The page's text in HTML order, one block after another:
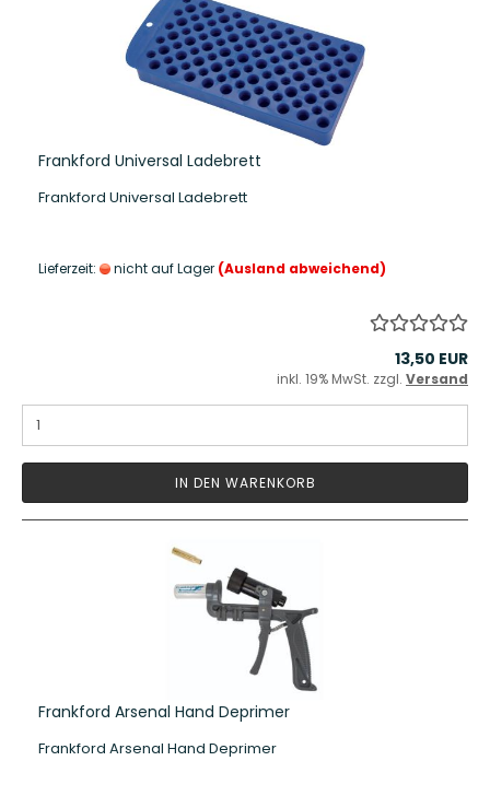
Frankford Universal Ladebrett
Frankford Universal Ladebrett
Lieferzeit: nicht auf Lager (Ausland abweichend)
13,50 EUR
inkl. 19% MwSt. zzgl. Versand
IN DEN WARENKORB
Frankford Arsenal Hand Deprimer
Frankford Arsenal Hand Deprimer